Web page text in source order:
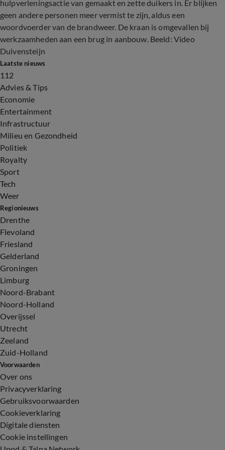
hulpverleningsactie van gemaakt en zette duikers in. Er blijken
geen andere personen meer vermist te zijn, aldus een
woordvoerder van de brandweer. De kraan is omgevallen bij
werkzaamheden aan een brug in aanbouw. Beeld: Video
Duivensteijn
Laatste nieuws
112
Advies & Tips
Economie
Entertainment
Infrastructuur
Milieu en Gezondheid
Politiek
Royalty
Sport
Tech
Weer
Regionieuws
Drenthe
Flevoland
Friesland
Gelderland
Groningen
Limburg
Noord-Brabant
Noord-Holland
Overijssel
Utrecht
Zeeland
Zuid-Holland
Voorwaarden
Over ons
Privacyverklaring
Gebruiksvoorwaarden
Cookieverklaring
Digitale diensten
Cookie instellingen